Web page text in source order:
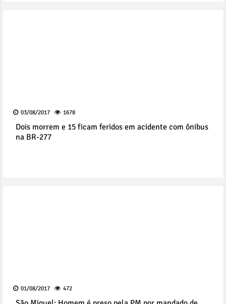
03/08/2017 1678
Dois morrem e 15 ficam feridos em acidente com ônibus
na BR-277
01/08/2017 472